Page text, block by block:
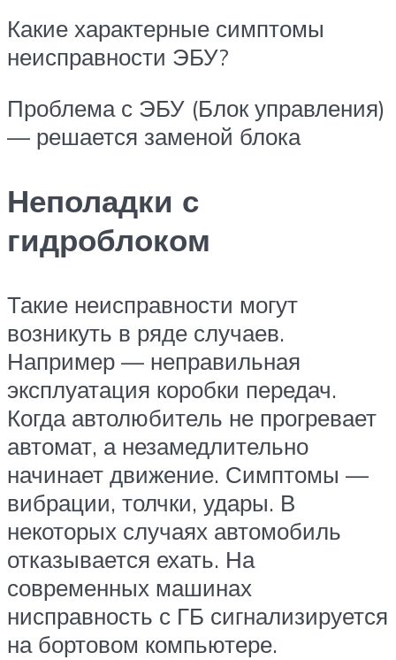
Какие характерные симптомы
неисправности ЭБУ?
Проблема с ЭБУ (Блок управления)
— решается заменой блока
Неполадки с
гидроблоком
Такие неисправности могут
возникуть в ряде случаев.
Например — неправильная
эксплуатация коробки передач.
Когда автолюбитель не прогревает
автомат, а незамедлительно
начинает движение. Симптомы —
вибрации, толчки, удары. В
некоторых случаях автомобиль
отказывается ехать. На
современных машинах
нисправность с ГБ сигнализируется
на бортовом компьютере.